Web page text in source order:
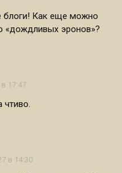
блоги! Как еще можно
«дождливых эронов»?
17:47
чтиво.
в 14:30